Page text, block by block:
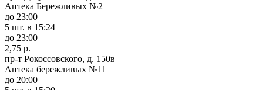
Аптека Бережливых №2
до 23:00
5 шт. в 15:24
до 23:00
2,75 р.
пр-т Рокоссовского, д. 150в
Аптека бережливых №11
до 20:00